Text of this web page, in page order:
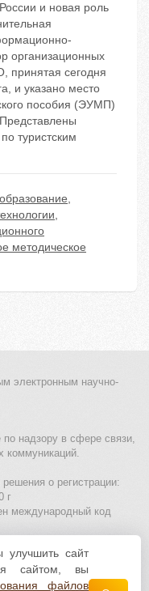
и новая роль
организационных
принятая сегодня
и указано место
пособия (ЭУМП)
туристским
,
,
методическое
электронным научно-
надзору в сфере связи,
коммуникаций.
о регистрации:
г
международный код
для детей
Политика обработки и
сайт
сайтом, вы
файлов